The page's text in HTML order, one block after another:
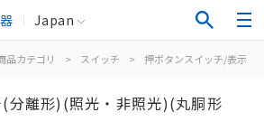
Japan
品カテゴリ > スイッチ > 押ボタンスイッチ/表示灯
分離形)(照光・非照光)(丸胴形